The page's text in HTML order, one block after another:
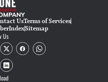
UsTerms of Services
IndexSitemap
Us